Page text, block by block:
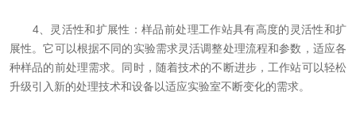
4、灵活性和扩展性：样品前处理工作站具有高度的灵活性和扩
展性。它可以根据不同的实验需求灵活调整处理流程和参数，适应各
种样品的前处理需求。同时，随着技术的不断进步，工作站可以轻松
升级引入新的处理技术和设备以适应实验室不断变化的需求。